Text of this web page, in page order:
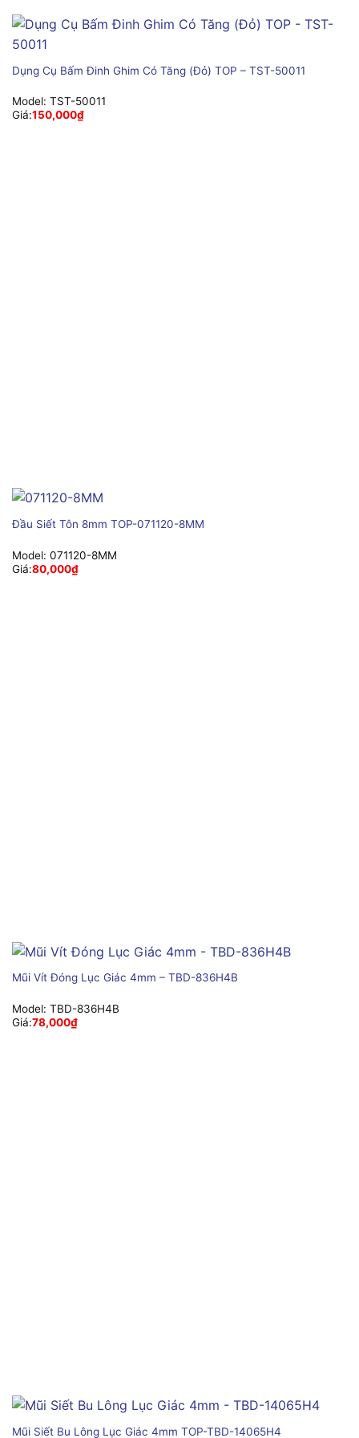
Dụng Cụ Bấm Đinh Ghim Có Tăng (Đỏ) TOP – TST-50011
Model: TST-50011
Giá:150,000₫
Đầu Siết Tôn 8mm TOP-071120-8MM
Model: 071120-8MM
Giá:80,000₫
Mũi Vít Đóng Lục Giác 4mm – TBD-836H4B
Model: TBD-836H4B
Giá:78,000₫
Mũi Siết Bu Lông Lục Giác 4mm TOP-TBD-14065H4